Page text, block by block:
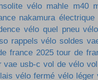
vélo mahle m40
nakamura électrique
vélo quel pneu vélo
rappels vélo soldes
france 2025 tour de
vae usb-c vol de vélo
vélo fermé vélo léger